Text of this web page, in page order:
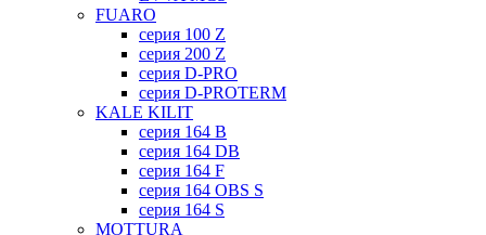
FUARO
серия 100 Z
серия 200 Z
серия D-PRO
серия D-PROTERM
KALE KILIT
серия 164 B
серия 164 DB
серия 164 F
серия 164 OBS S
серия 164 S
MOTTURA